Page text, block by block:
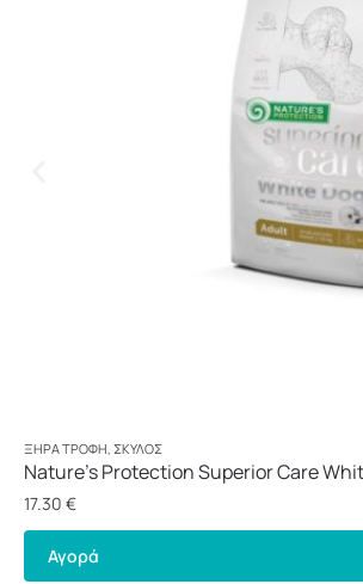
ΞΗΡΆ ΤΡΟΦΉ ΣΚΎΛΟΣ
Nature’s Protection Superior Care
1,5kg
17.30 €
Αγορά